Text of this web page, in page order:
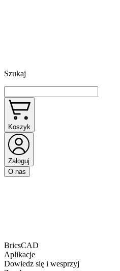
Szukaj
Koszyk
Zaloguj
O nas
BricsCAD
Aplikacje
Dowiedz się i wesprzyj